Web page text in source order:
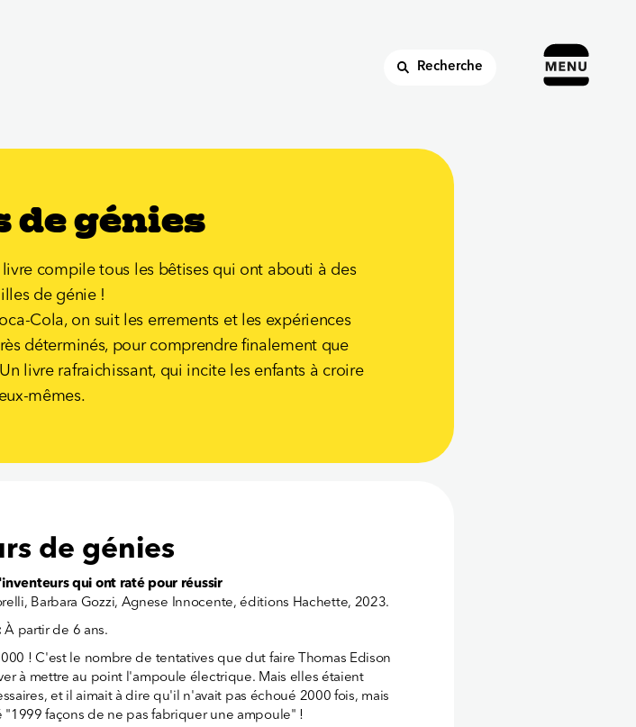
Recherche
de génies
livre compile tous les bêtises qui ont abouti à des
de génie !
Cola, on suit les errements et les expériences
déterminés, pour comprendre finalement que
livre rafraichissant, qui incite les enfants à croire
mêmes.
de génies
qui ont raté pour réussir
Barbara Gozzi, Agnese Innocente, éditions Hachette, 2023.
À partir de 6 ans.
! C'est le nombre de tentatives que dut faire Thomas Edison
à mettre au point l'ampoule électrique. Mais elles étaient
et il aimait à dire qu'il n'avait pas échoué 2000 fois, mais
"1999 façons de ne pas fabriquer une ampoule" !